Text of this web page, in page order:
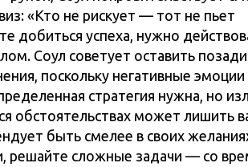
«Кто не рискует — тот не пьет
добиться успеха, нужно
Соул советует оставить позади
поскольку негативные эмоции
стратегия нужна, но
обстоятельствах может лишить
быть смелее в своих
решайте сложные задачи — со